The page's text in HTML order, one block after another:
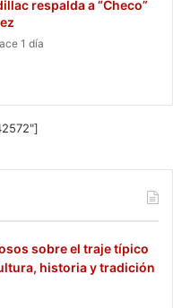
respalda a “Checo”
1 día
sobre el traje típico
historia y tradición